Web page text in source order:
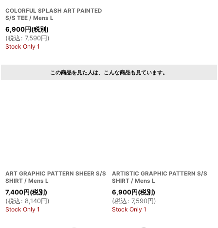
COLORFUL SPLASH ART PAINTED
S/S TEE / Mens L
6,900円(税別)
(税込: 7,590円)
Stock Only 1
この商品を見た人は、こんな商品も見ています。
ART GRAPHIC PATTERN SHEER S/S
SHIRT / Mens L
7,400円(税別)
(税込: 8,140円)
Stock Only 1
ARTISTIC GRAPHIC PATTERN S/S
SHIRT / Mens L
6,900円(税別)
(税込: 7,590円)
Stock Only 1